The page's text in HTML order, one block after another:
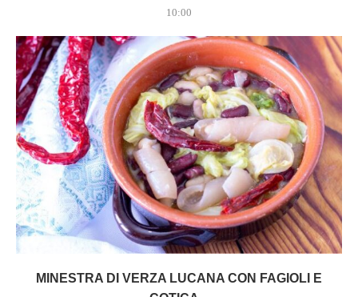
10:00
MINESTRA DI VERZA LUCANA CON FAGIOLI E